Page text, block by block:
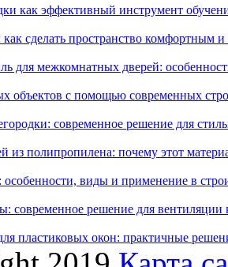
как эффективный инструмент
как сделать пространство комфортным
для межкомнатных дверей:
объектов с помощью современных
современное решение для
из полипропилена: почему этот
виды и применение в
современное решение для вентиляции
пластиковых окон: практичные